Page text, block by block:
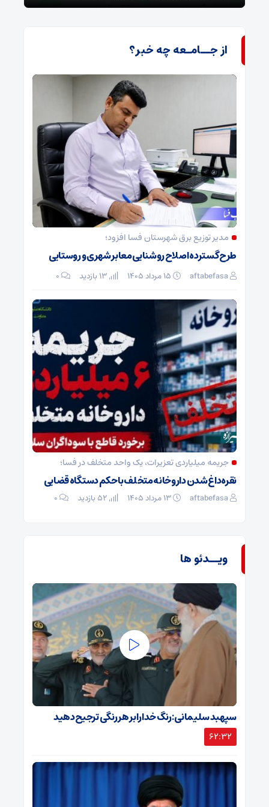
از جــامـعه چه خبر؟
مدیر توزیع برق شهرستان فسا افزود؛
طرح گسترده اصلاح روشنایی معابر شهری و روستایی
aftabefasa ۰
جریمه میلیاردی تعزیرات، یک واحد متخلف در فسا؛
نقره‌داغ شدن داروخانه متخلف با حکم دستگاه قضایی
aftabefasa ۰
ویــدئو ها
سپهبد سلیمانی: رنگ خدا را بر هر رنگی ترجیح دهید
62:32